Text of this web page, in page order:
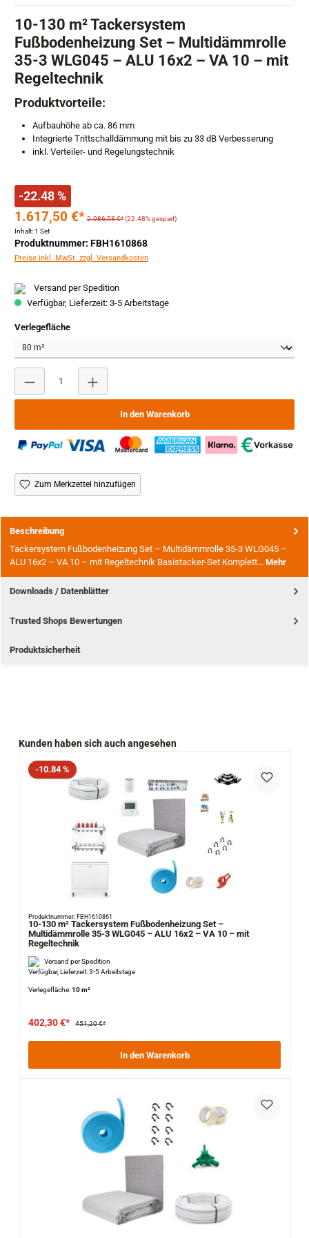
10-130 m² Tackersystem
Fußbodenheizung Set – Multidämmrolle
35-3 WLG045 – ALU 16x2 – VA 10 – mit
Regeltechnik
Produktvorteile:
Aufbauhöhe ab ca. 86 mm
Integrierte Trittschalldämmung mit bis zu 33 dB Verbesserung
inkl. Verteiler- und Regelungstechnik
-22.48 %
1.617,50 €* 2.086,58 €*(22.48% gespart)
Inhalt:1 Set
Produktnummer: FBH1610868
Preise inkl. MwSt. zzgl. Versandkosten
Versand per Spedition
Verfügbar, Lieferzeit: 3-5 Arbeitstage
Verlegeflächeauswählen
Produkt Anzahl: Gib den gewünschten Wert ein oder
In den Warenkorb
Zum Merkzettel hinzufügen
Beschreibung
Tackersystem Fußbodenheizung Set – Multidämmrolle 35-3 WLG045 –
ALU 16x2 – VA 10 – mit Regeltechnik Basistacker-Set Komplett… Mehr
Downloads / Datenblätter
Trusted Shops Bewertungen
Produktsicherheit
Produktgalerie überspringen
Kunden haben sich auch angesehen
Rabatt
-10.84 %
Produktnummer: FBH1610861
10-130 m² Tackersystem Fußbodenheizung Set –
Multidämmrolle 35-3 WLG045 – ALU 16x2 – VA 10 – mit
Regeltechnik
Versand per Spedition
Verfügbar, Lieferzeit: 3-5 Arbeitstage
Verlegefläche:10 m²
402,30 €* 451,20 €*
In den Warenkorb